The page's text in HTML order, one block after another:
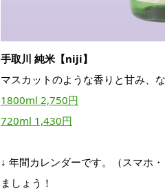
手取川 純米【niji】
マスカットのような香りと甘み、
1800ml 2,750円
720ml 1,430円
↓ 年間カレンダーです。（スマホ
ましょう！